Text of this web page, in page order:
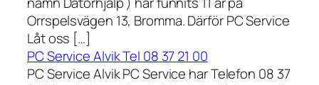
Orrspelsvägen 13, Bromma. Därför PC Service
Låt oss […]
PC Service Alvik Tel 08 37 21 00
PC Service Alvik PC Service har Telefon 08 37